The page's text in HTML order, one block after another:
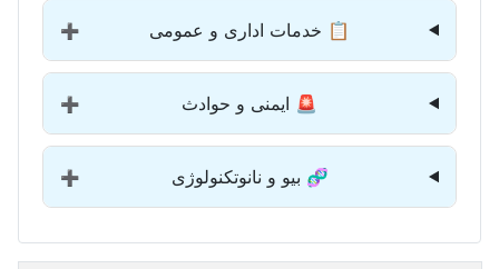
📋 خدمات اداری و عمومی ➕
🚨 ایمنی و حوادث ➕
🧬 بیو و نانوتکنولوژی ➕